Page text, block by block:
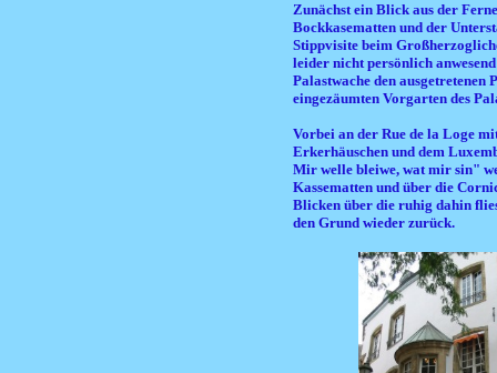
Zunächst ein Blick aus der
Bockkasematten und der
Stippvisite beim
leider nicht persönlich
Palastwache den ausgetretenen
eingezäumten Vorgarten des
Vorbei an der Rue de la Loge
Erkerhäuschen und dem
Mir welle bleiwe, wat mir sin"
Kassematten und über die
Blicken über die ruhig dahin
den Grund wieder zurück.